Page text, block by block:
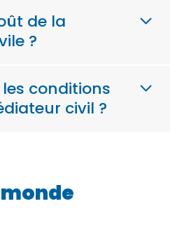
de la
?
conditions
civil ?